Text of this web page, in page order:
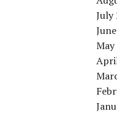
July
May